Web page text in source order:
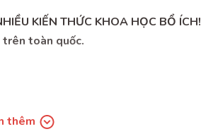
KIẾN THỨC KHOA HỌC BỔ ÍCH!
trên toàn quốc.
thêm